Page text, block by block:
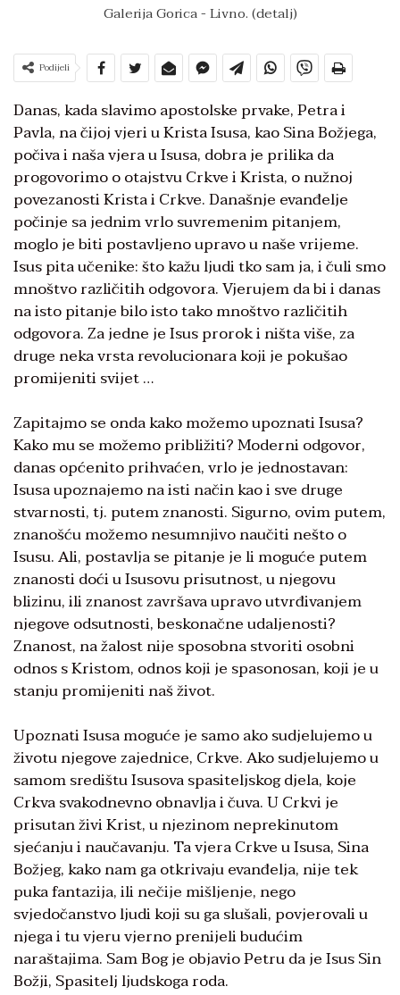
Galerija Gorica - Livno. (detalj)
Podijeli
Danas, kada slavimo apostolske prvake, Petra i
Pavla, na čijoj vjeri u Krista Isusa, kao Sina Božjega,
počiva i naša vjera u Isusa, dobra je prilika da
progovorimo o otajstvu Crkve i Krista, o nužnoj
povezanosti Krista i Crkve. Današnje evanđelje
počinje sa jednim vrlo suvremenim pitanjem,
moglo je biti postavljeno upravo u naše vrijeme.
Isus pita učenike: što kažu ljudi tko sam ja, i čuli smo
mnoštvo različitih odgovora. Vjerujem da bi i danas
na isto pitanje bilo isto tako mnoštvo različitih
odgovora. Za jedne je Isus prorok i ništa više, za
druge neka vrsta revolucionara koji je pokušao
promijeniti svijet …
Zapitajmo se onda kako možemo upoznati Isusa?
Kako mu se možemo približiti? Moderni odgovor,
danas općenito prihvaćen, vrlo je jednostavan:
Isusa upoznajemo na isti način kao i sve druge
stvarnosti, tj. putem znanosti. Sigurno, ovim putem,
znanošću možemo nesumnjivo naučiti nešto o
Isusu. Ali, postavlja se pitanje je li moguće putem
znanosti doći u Isusovu prisutnost, u njegovu
blizinu, ili znanost završava upravo utvrđivanjem
njegove odsutnosti, beskonačne udaljenosti?
Znanost, na žalost nije sposobna stvoriti osobni
odnos s Kristom, odnos koji je spasonosan, koji je u
stanju promijeniti naš život.
Upoznati Isusa moguće je samo ako sudjelujemo u
životu njegove zajednice, Crkve. Ako sudjelujemo u
samom središtu Isusova spasiteljskog djela, koje
Crkva svakodnevno obnavlja i čuva. U Crkvi je
prisutan živi Krist, u njezinom neprekinutom
sjećanju i naučavanju. Ta vjera Crkve u Isusa, Sina
Božjeg, kako nam ga otkrivaju evanđelja, nije tek
puka fantazija, ili nečije mišljenje, nego
svjedočanstvo ljudi koji su ga slušali, povjerovali u
njega i tu vjeru vjerno prenijeli budućim
naraštajima. Sam Bog je objavio Petru da je Isus Sin
Božji, Spasitelj ljudskoga roda.